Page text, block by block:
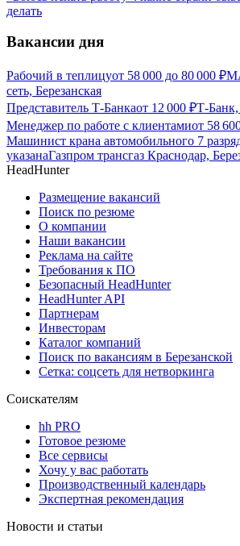
делать
Вакансии дня
Рабочий в теплицуот 58 000 до 80 000 ₽
сеть, Березанская
Представитель Т-Банкаот 12 000 ₽Т-Банк,
Менеджер по работе с клиентамиот 58
Машинист крана автомобильного 7
указанаГазпром трансгаз Краснодар,
HeadHunter
Размещение вакансий
Поиск по резюме
О компании
Наши вакансии
Реклама на сайте
Требования к ПО
Безопасный HeadHunter
HeadHunter API
Партнерам
Инвесторам
Каталог компаний
Поиск по вакансиям в Березанской
Сетка: соцсеть для нетворкинга
Соискателям
hh PRO
Готовое резюме
Все сервисы
Хочу у вас работать
Производственный календарь
Экспертная рекомендация
Новости и статьи